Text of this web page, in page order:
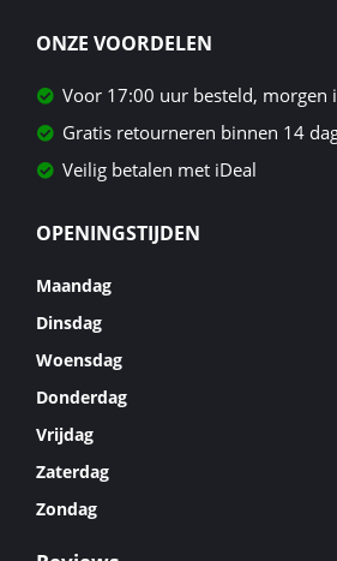
ONZE VOORDELEN
Voor 17:00 uur besteld, morgen
Gratis retourneren binnen 14
Veilig betalen met iDeal
OPENINGSTIJDEN
Maandag
Dinsdag
Woensdag
Donderdag
Vrijdag
Zaterdag
Zondag